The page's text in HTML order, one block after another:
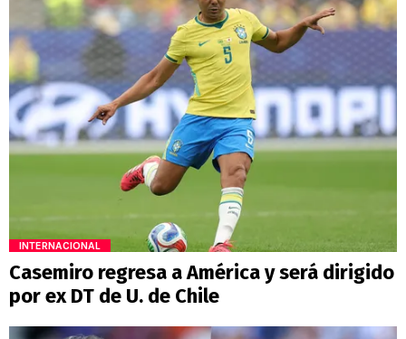
INTERNACIONAL
Casemiro regresa a América y será dirigido
por ex DT de U. de Chile